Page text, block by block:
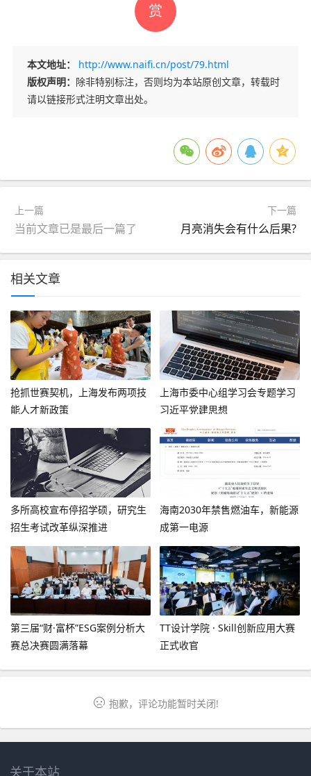
赏
本文地址：
http://www.naifi.cn/post/79.html
版权声明： 除非特别标注，否则均为本站原创文章，转载时
请以链接形式注明文章出处。
上一篇
当前文章已是最后一篇了
下一篇
月亮消失会有什么后果?
相关文章
抢抓世赛契机，上海发布两项技
能人才新政策
上海市委中心组学习会专题学习
习近平党建思想
多所高校宣布停招学硕，研究生
招生考试改革纵深推进
海南2030年禁售燃油车，新能源
成第一电源
第三届“财·富杯”ESG案例分析大
赛总决赛圆满落幕
TT设计学院 · Skill创新应用大赛
正式收官
抱歉，评论功能暂时关闭!
关于本站